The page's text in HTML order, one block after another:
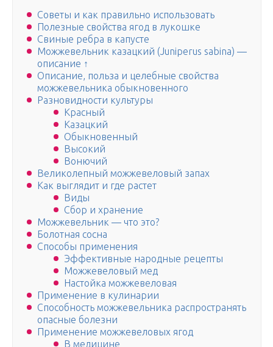
Советы и как правильно использовать
Полезные свойства ягод в лукошке
Свиные ребра в капусте
Можжевельник казацкий (Juniperus sabina) —
описание ↑
Описание, польза и целебные свойства
можжевельника обыкновенного
Разновидности культуры
Красный
Казацкий
Обыкновенный
Высокий
Вонючий
Великолепный можжевеловый запах
Как выглядит и где растет
Виды
Сбор и хранение
Можжевельник — что это?
Болотная сосна
Способы применения
Эффективные народные рецепты
Можжевеловый мед
Настойка можжевеловая
Применение в кулинарии
Способность можжевельника распространять
опасные болезни
Применение можжевеловых ягод
В медицине